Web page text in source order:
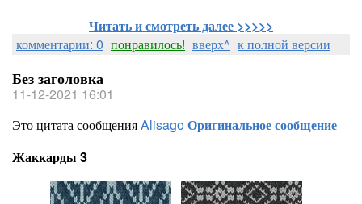
Читать и смотреть далее >>>>>
комментарии: 0 понравилось! вверх^ к полной версии
Без заголовка
11-12-2021 16:01
Это цитата сообщенияAlisagoОригинальное сообщение
Жаккарды 3